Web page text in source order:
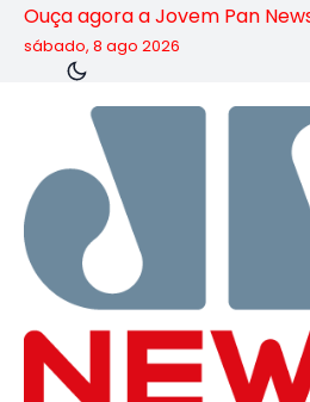
Ouça agora a Jovem Pan
sábado, 8 ago 2026